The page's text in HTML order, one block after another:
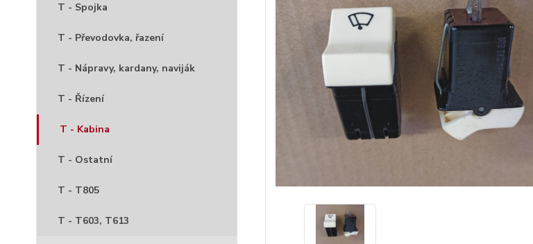
T - Spojka
T - Převodovka, řazení
T - Nápravy, kardany, naviják
T - Řízení
T - Kabina
T - Ostatní
T - T805
T - T603, T613